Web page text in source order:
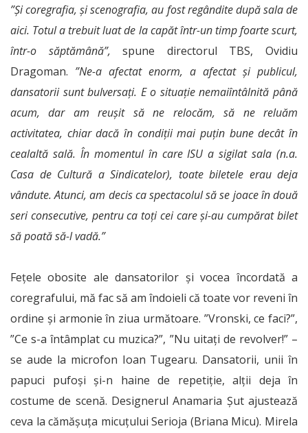
”Și coregrafia, și scenografia, au fost regândite după sala de
aici. Totul a trebuit luat de la capăt într-un timp foarte scurt,
într-o săptămână”,spune directorul TBS, Ovidiu
Dragoman. ”Ne-a afectat enorm, a afectat și publicul,
dansatorii sunt bulversați. E o situație nemaiîntâlnită până
acum, dar am reușit să ne relocăm, să ne reluăm
activitatea, chiar dacă în condiții mai puțin bune decât în
cealaltă sală. În momentul în care ISU a sigilat sala (n.a.
Casa de Cultură a Sindicatelor), toate biletele erau deja
vândute. Atunci, am decis ca spectacolul să se joace în două
seri consecutive, pentru ca toți cei care și-au cumpărat bilet
să poată să-l vadă.”
Fețele obosite ale dansatorilor și vocea încordată a
coregrafului, mă fac să am îndoieli că toate vor reveni în
ordine și armonie în ziua următoare. ”Vronski, ce faci?”,
”Ce s-a întâmplat cu muzica?”, ”Nu uitați de revolver!” –
se aude la microfon Ioan Tugearu. Dansatorii, unii în
papuci pufoși și-n haine de repetiție, alții deja în
costume de scenă. Designerul Anamaria Șut ajustează
ceva la cămășuța micuțului Serioja (Briana Micu). Mirela